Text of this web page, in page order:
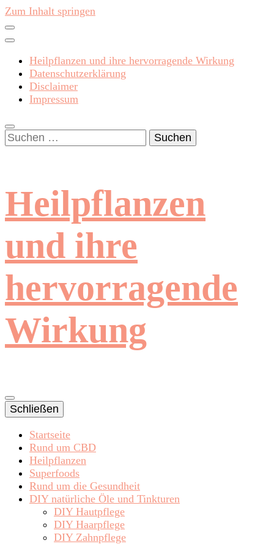
Zum Inhalt springen
Heilpflanzen und ihre hervorragende Wirkung
Datenschutzerklärung
Disclaimer
Impressum
Suchen
nach:
Heilpflanzen
und ihre
hervorragende
Wirkung
Schließen
Startseite
Rund um CBD
Heilpflanzen
Superfoods
Rund um die Gesundheit
DIY natürliche Öle und Tinkturen
DIY Hautpflege
DIY Haarpflege
DIY Zahnpflege